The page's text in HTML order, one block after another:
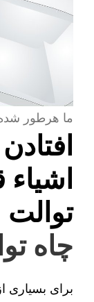
ما هرطور
توالت
چاه
برای بسیاری